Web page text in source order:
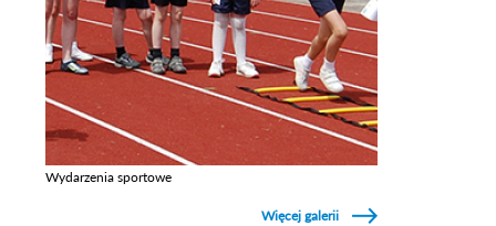
Wydarzenia sportowe
Więcej galerii